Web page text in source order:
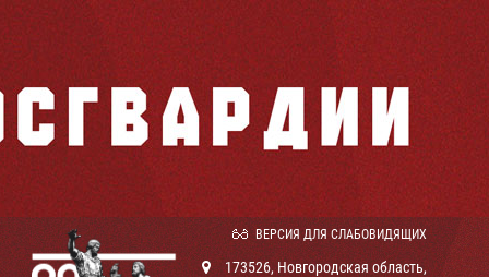
ВЕРСИЯ ДЛЯ СЛАБОВИДЯЩИХ
173526, Новгородская область,